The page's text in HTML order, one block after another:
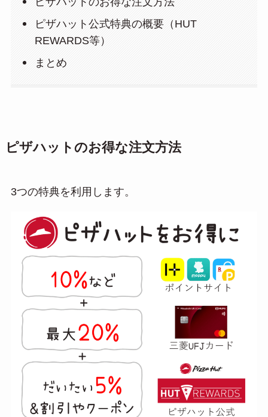
ピザハット公式特典の概要（HUT
REWARDS等）
まとめ
ピザハットのお得な注文方法
3つの特典を利用します。